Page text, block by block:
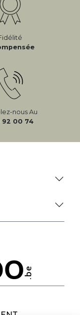
nous Au
92 00 74